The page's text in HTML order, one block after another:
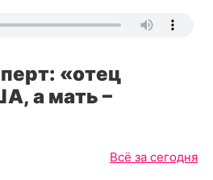
«отец
а мать –
Всё за сегодня